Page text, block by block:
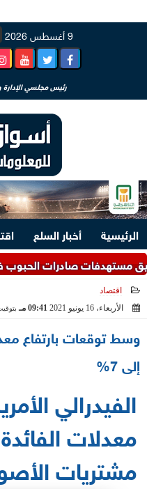
9 أغسطس 2026
رئيس مجلسي الإدارة
الرئيسية أخبار السلع
صادرات الحبوب في موسم
اقتصاد
الأربعاء، 16 يونيو 2021
09:41 مـ
وسط توقعات بارتفاع
إلى 7%
الفيدرالي
معدلات
مشتريات